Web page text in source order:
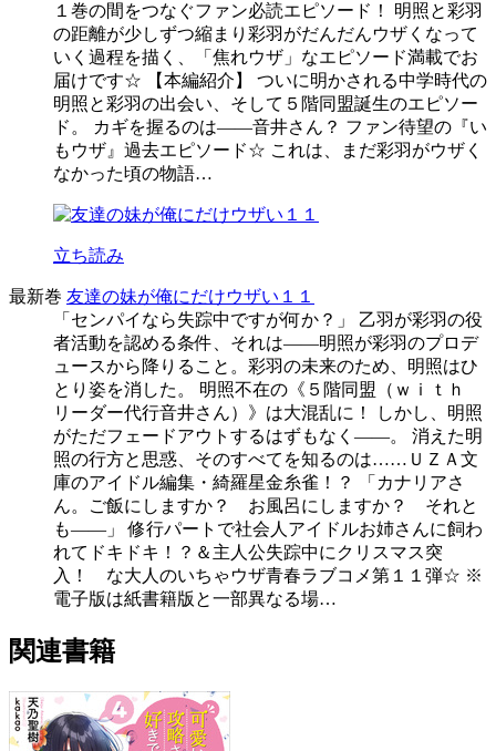
１巻の間をつなぐファン必読エピソード！ 明照と彩羽
の距離が少しずつ縮まり彩羽がだんだんウザくなって
いく過程を描く、「焦れウザ」なエピソード満載でお
届けです☆ 【本編紹介】 ついに明かされる中学時代の
明照と彩羽の出会い、そして５階同盟誕生のエピソー
ド。 カギを握るのは――音井さん？ ファン待望の『い
もウザ』過去エピソード☆ これは、まだ彩羽がウザく
なかった頃の物語…
立ち読み
最新巻 友達の妹が俺にだけウザい１１
「センパイなら失踪中ですが何か？」 乙羽が彩羽の役
者活動を認める条件、それは――明照が彩羽のプロデ
ュースから降りること。彩羽の未来のため、明照はひ
とり姿を消した。 明照不在の《５階同盟（ｗｉｔｈ
リーダー代行音井さん）》は大混乱に！ しかし、明照
がただフェードアウトするはずもなく――。 消えた明
照の行方と思惑、そのすべてを知るのは……ＵＺＡ文
庫のアイドル編集・綺羅星金糸雀！？ 「カナリアさ
ん。ご飯にしますか？ お風呂にしますか？ それと
も――」 修行パートで社会人アイドルお姉さんに飼わ
れてドキドキ！？＆主人公失踪中にクリスマス突
入！ な大人のいちゃウザ青春ラブコメ第１１弾☆ ※
電子版は紙書籍版と一部異なる場…
関連書籍